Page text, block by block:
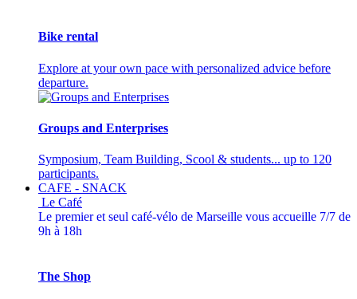
Bike rental
Explore at your own pace with personalized advice before
departure.
Groups and Enterprises
Symposium, Team Building, Scool & students... up to 120
participants.
CAFE - SNACK
Le Café
Le premier et seul café-vélo de Marseille vous accueille 7/7 de
9h à 18h
The Shop